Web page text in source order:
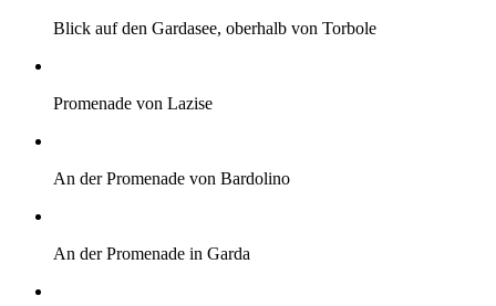
Blick auf den Gardasee, oberhalb von Torbole
Promenade von Lazise
An der Promenade von Bardolino
An der Promenade in Garda